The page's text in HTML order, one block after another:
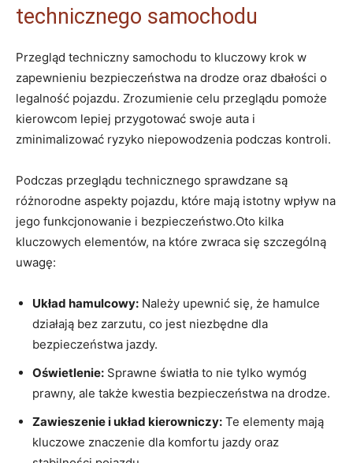
technicznego samochodu
Przegląd techniczny samochodu to kluczowy krok w
zapewnieniu bezpieczeństwa na drodze oraz dbałości o
legalność pojazdu. Zrozumienie celu przeglądu pomoże
kierowcom lepiej przygotować swoje auta i
zminimalizować ryzyko niepowodzenia podczas kontroli.
Podczas przeglądu technicznego sprawdzane są
różnorodne aspekty pojazdu, które mają istotny wpływ na
jego funkcjonowanie i bezpieczeństwo.Oto kilka
kluczowych elementów, na które zwraca się szczególną
uwagę:
Układ hamulcowy: Należy upewnić się, że hamulce
działają bez zarzutu, co jest niezbędne dla
bezpieczeństwa jazdy.
Oświetlenie: Sprawne światła to nie tylko wymóg
prawny, ale także kwestia bezpieczeństwa na drodze.
Zawieszenie i układ kierowniczy: Te elementy mają
kluczowe znaczenie dla komfortu jazdy oraz